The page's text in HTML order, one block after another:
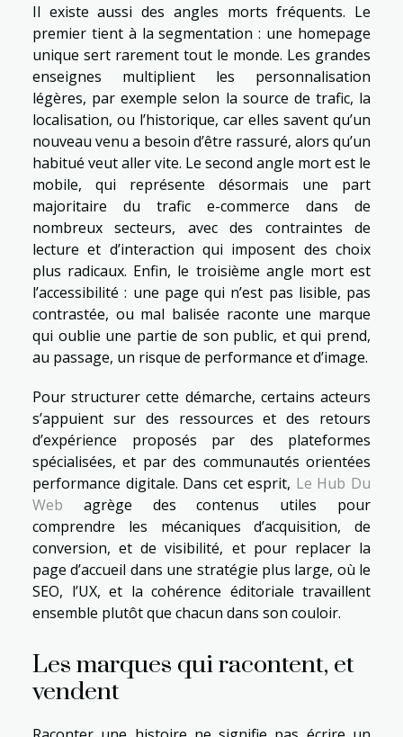
Il existe aussi des angles morts fréquents. Le
premier tient à la segmentation : une homepage
unique sert rarement tout le monde. Les grandes
enseignes multiplient les personnalisation
légères, par exemple selon la source de trafic, la
localisation, ou l’historique, car elles savent qu’un
nouveau venu a besoin d’être rassuré, alors qu’un
habitué veut aller vite. Le second angle mort est le
mobile, qui représente désormais une part
majoritaire du trafic e-commerce dans de
nombreux secteurs, avec des contraintes de
lecture et d’interaction qui imposent des choix
plus radicaux. Enfin, le troisième angle mort est
l’accessibilité : une page qui n’est pas lisible, pas
contrastée, ou mal balisée raconte une marque
qui oublie une partie de son public, et qui prend,
au passage, un risque de performance et d’image.
Pour structurer cette démarche, certains acteurs
s’appuient sur des ressources et des retours
d’expérience proposés par des plateformes
spécialisées, et par des communautés orientées
performance digitale. Dans cet esprit, Le Hub Du
Web agrège des contenus utiles pour
comprendre les mécaniques d’acquisition, de
conversion, et de visibilité, et pour replacer la
page d’accueil dans une stratégie plus large, où le
SEO, l’UX, et la cohérence éditoriale travaillent
ensemble plutôt que chacun dans son couloir.
Les marques qui racontent, et
vendent